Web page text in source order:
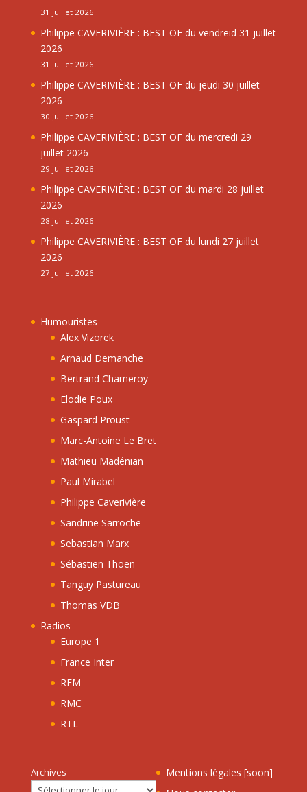
31 juillet 2026
Philippe CAVERIVIÈRE : BEST OF du vendreid 31 juillet
2026
31 juillet 2026
Philippe CAVERIVIÈRE : BEST OF du jeudi 30 juillet
2026
30 juillet 2026
Philippe CAVERIVIÈRE : BEST OF du mercredi 29
juillet 2026
29 juillet 2026
Philippe CAVERIVIÈRE : BEST OF du mardi 28 juillet
2026
28 juillet 2026
Philippe CAVERIVIÈRE : BEST OF du lundi 27 juillet
2026
27 juillet 2026
Humouristes
Alex Vizorek
Arnaud Demanche
Bertrand Chameroy
Elodie Poux
Gaspard Proust
Marc-Antoine Le Bret
Mathieu Madénian
Paul Mirabel
Philippe Caverivière
Sandrine Sarroche
Sebastian Marx
Sébastien Thoen
Tanguy Pastureau
Thomas VDB
Radios
Europe 1
France Inter
RFM
RMC
RTL
Archives
Mentions légales [soon]